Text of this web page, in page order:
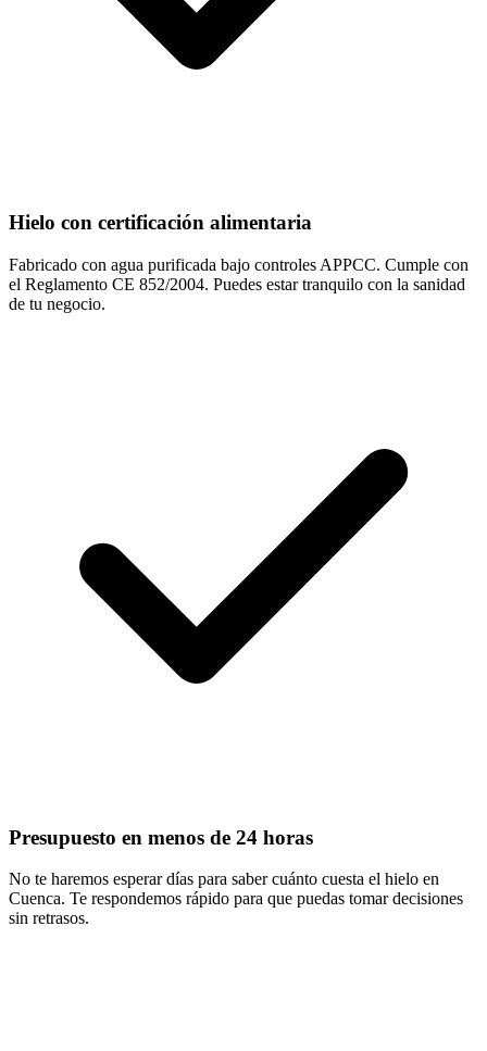
Hielo con certificación alimentaria
Fabricado con agua purificada bajo controles APPCC. Cumple con
el Reglamento CE 852/2004. Puedes estar tranquilo con la sanidad
de tu negocio.
Presupuesto en menos de 24 horas
No te haremos esperar días para saber cuánto cuesta el hielo en
Cuenca. Te respondemos rápido para que puedas tomar decisiones
sin retrasos.